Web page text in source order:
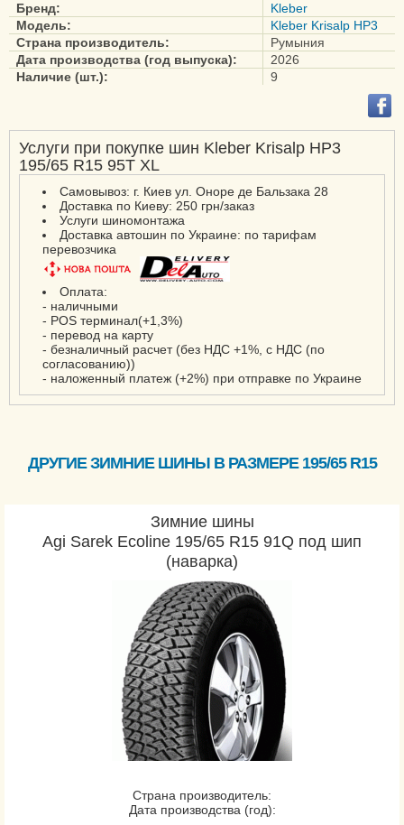
Бренд:
Kleber
Модель:
Kleber Krisalp HP3
Страна производитель:
Румыния
Дата производства (год выпуска):
2026
Наличие (шт.):
9
Услуги при покупке шин Kleber Krisalp HP3
195/65 R15 95T XL
Самовывоз: г. Киев ул. Оноре де Бальзака 28
Доставка по Киеву: 250 грн/заказ
Услуги шиномонтажа
Доставка автошин по Украине: по тарифам
перевозчика
Оплата:
- наличными
- POS терминал(+1,3%)
- перевод на карту
- безналичный расчет (без НДС +1%, с НДС (по
согласованию))
- наложенный платеж (+2%) при отправке по Украине
ДРУГИЕ ЗИМНИЕ ШИНЫ В РАЗМЕРЕ 195/65 R15
Зимние шины
Agi Sarek Ecoline 195/65 R15 91Q под шип
(наварка)
Страна производитель:
Дата производства (год):